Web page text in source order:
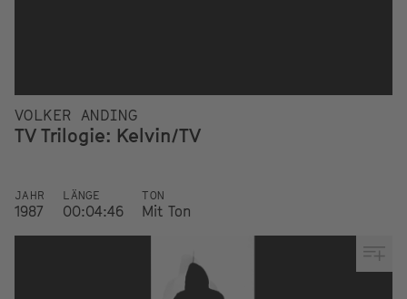
VOLKER ANDING
TV Trilogie: Kelvin/TV
JAHR
1987
LÄNGE
00:04:46
TON
Mit Ton